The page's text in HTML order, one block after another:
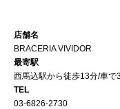
店舗名
BRACERIA VIVIDOR
最寄駅
西馬込駅から徒歩13分/車で
TEL
03-6826-2730